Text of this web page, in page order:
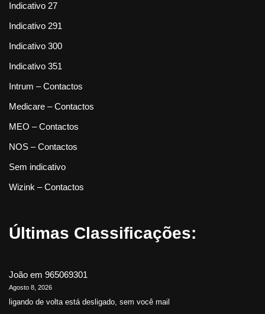
Indicativo 27
Indicativo 291
Indicativo 300
Indicativo 351
Intrum – Contactos
Medicare – Contactos
MEO – Contactos
NOS – Contactos
Sem indicativo
Wizink – Contactos
Últimas Classificações:
João em 965069301
Agosto 8, 2026
ligando de volta está desligado, sem você mail